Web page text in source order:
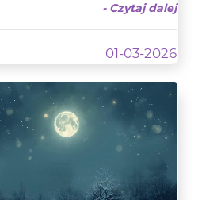
- Czytaj dalej
01-03-2026